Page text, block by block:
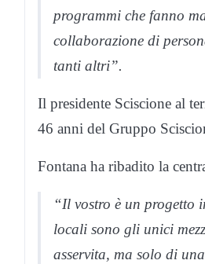
programmi che fanno
collaborazione di
tanti altri”.
Il presidente Sciscione al
46 anni del Gruppo
Fontana ha ribadito la
“Il vostro è un progetto
locali sono gli unici
asservita, ma solo di